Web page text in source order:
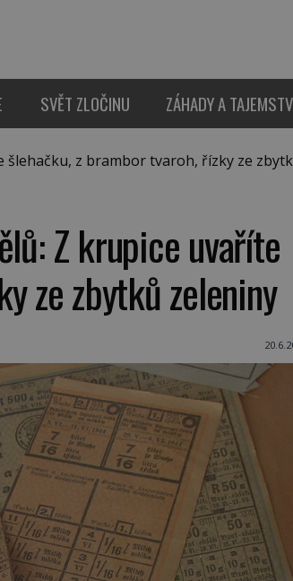
SVĚT ZLOČINU ZÁHADY A
z brambor tvaroh, řízky ze
Z krupice uvaříte
ze zbytků zeleniny